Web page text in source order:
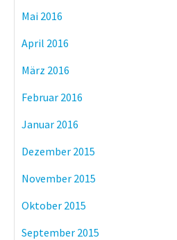
Mai 2016
April 2016
März 2016
Februar 2016
Januar 2016
Dezember 2015
November 2015
Oktober 2015
September 2015